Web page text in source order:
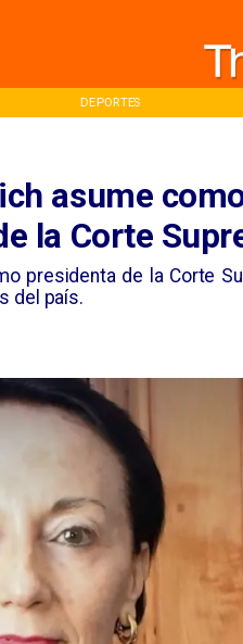
DEPORTES
asume
la Corte
presidenta de la Corte
del país.